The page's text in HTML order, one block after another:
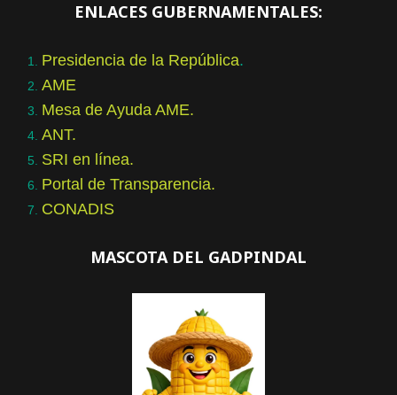
ENLACES GUBERNAMENTALES:
Presidencia de la República.
AME
Mesa de Ayuda AME.
ANT.
SRI en línea.
Portal de Transparencia.
CONADIS
MASCOTA DEL GADPINDAL